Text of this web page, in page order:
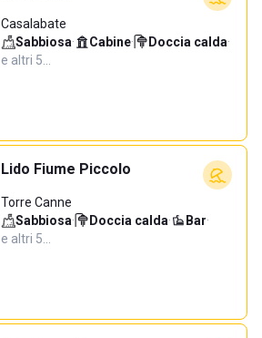
Casalabate
Sabbiosa· Cabine· Doccia calda·
e altri 5…
Lido Fiume Piccolo
Torre Canne
Sabbiosa· Doccia calda· Bar·
e altri 5…